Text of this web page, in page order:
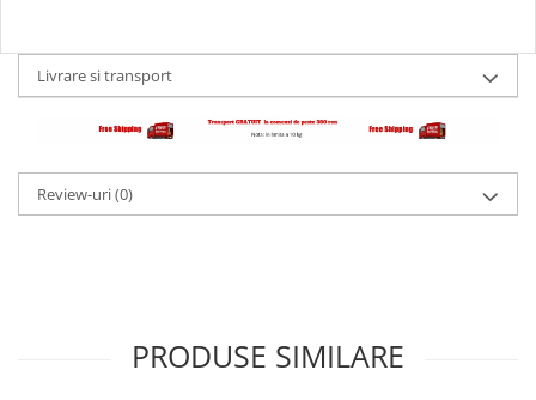
Livrare si transport
Review-uri(0)
PRODUSE SIMILARE